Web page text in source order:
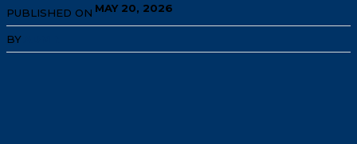
PUBLISHED ON MAY 20, 2026
BY